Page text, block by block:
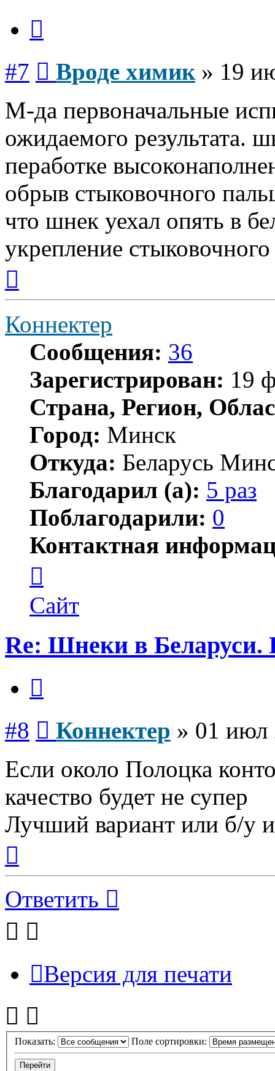
#7 Вроде химик» 19
М-да первоначальные
ожидаемого результата.
пеработке
обрыв стыковочного
что шнек уехал опять в
укрепление
началу
Коннектер
Сообщения: 36
Зарегистрирован: 19
Страна, Регион,
Город: Минск
Откуда: Беларусь
Благодарил (а): 5 раз
Поблагодарили: 0
Контактная
пользователя
Коннектер
Сайт
Re: Шнеки в Беларуси.
#8 Коннектер » 01 июл
Если около Полоцка
качество будет не супер
Лучший вариант или б/у
началу
Ответить
Версия для печати
Показать: Поле сортировки: